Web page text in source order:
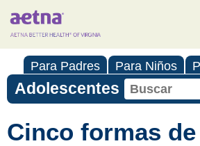
Para Padres Para Niños
Adolescentes
Cinco formas